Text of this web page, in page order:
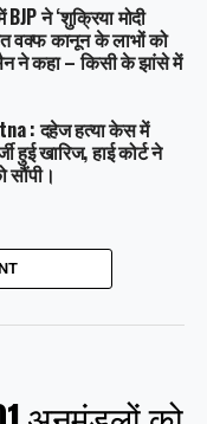
ने ‘शुक्रिया मोदी
वक्फ कानून के लाभों को
ने कहा – किसी के झांसे में
: दहेज हत्या केस में
हुई खारिज, हाई कोर्ट ने
सौंपी।